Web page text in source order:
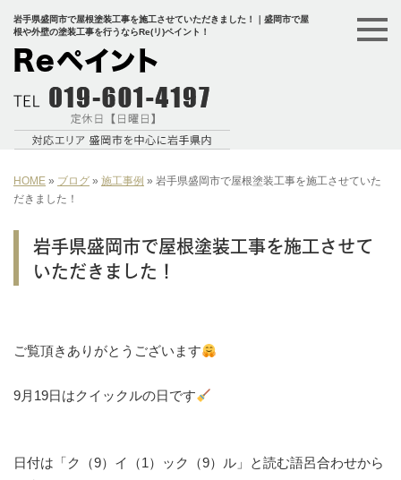
岩手県盛岡市で屋根塗装工事を施工させていただきました！｜盛岡市で屋
根や外壁の塗装工事を行うならRe(リ)ペイント！
HOME » ブログ » 施工事例 » 岩手県盛岡市で屋根塗装工事を施工させていた
だきました！
岩手県盛岡市で屋根塗装工事を施工させて
いただきました！
ご覧頂きありがとうございます
⁡9月19日はクイックルの日です
日付は「ク（9）イ（1）ック（9）ル」と読む語呂合わせから